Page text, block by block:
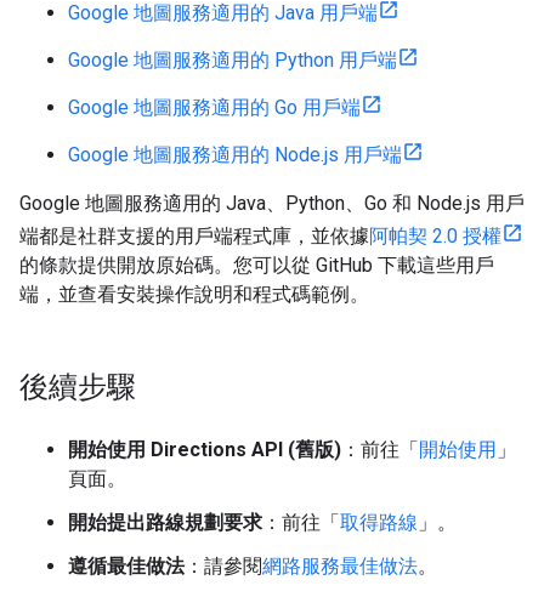
Google 地圖服務適用的 Java 用戶端
Google 地圖服務適用的 Python 用戶端
Google 地圖服務適用的 Go 用戶端
Google 地圖服務適用的 Node.js 用戶端
Google 地圖服務適用的 Java、Python、Go 和 Node.js 用戶
端都是社群支援的用戶端程式庫，並依據阿帕契 2.0 授權
的條款提供開放原始碼。您可以從 GitHub 下載這些用戶
端，並查看安裝操作說明和程式碼範例。
後續步驟
開始使用 Directions API (舊版) ：前往「 開始使用 」
頁面。
開始提出路線規劃要求 ：前往「 取得路線 」。
遵循最佳做法：請參閱網路服務最佳做法。